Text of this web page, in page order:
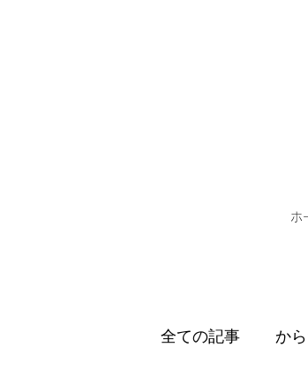
ホ
全ての記事 か